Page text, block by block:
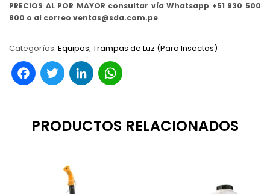
PRECIOS AL POR MAYOR consultar vía Whatsapp +51 930 500
800 o al correo ventas@sda.com.pe
Categorías: Equipos, Trampas de Luz (Para Insectos)
Facebook
TwitterLinkedIn
PRODUCTOS RELACIONADOS